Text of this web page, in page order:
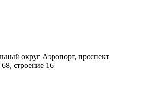
округ Аэропорт, проспект
строение 16